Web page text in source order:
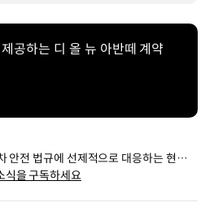
공하는 디 올 뉴 아반떼 계약
안전 법규에 선제적으로 대응하는 현대자
(안전) 직무 | TEAM HMG
식을 구독하세요